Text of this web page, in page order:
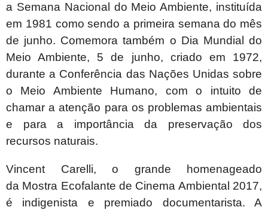
a Semana Nacional do Meio Ambiente, instituída
em 1981 como sendo a primeira semana do mês
de junho. Comemora também o Dia Mundial do
Meio Ambiente, 5 de junho, criado em 1972,
durante a Conferência das Nações Unidas sobre
o Meio Ambiente Humano, com o intuito de
chamar a atenção para os problemas ambientais
e para a importância da preservação dos
recursos naturais.
Vincent Carelli, o grande homenageado
da Mostra Ecofalante de Cinema Ambiental 2017,
é indigenista e premiado documentarista. A